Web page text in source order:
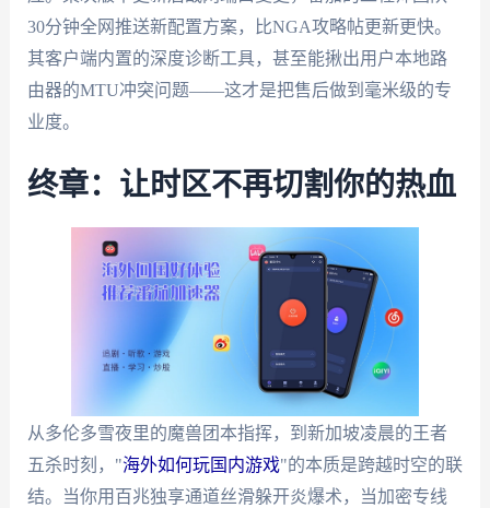
30分钟全网推送新配置方案，比NGA攻略帖更新更快。
其客户端内置的深度诊断工具，甚至能揪出用户本地路
由器的MTU冲突问题——这才是把售后做到毫米级的专
业度。
终章：让时区不再切割你的热血
从多伦多雪夜里的魔兽团本指挥，到新加坡凌晨的王者
五杀时刻，"海外如何玩国内游戏"的本质是跨越时空的联
结。当你用百兆独享通道丝滑躲开炎爆术，当加密专线